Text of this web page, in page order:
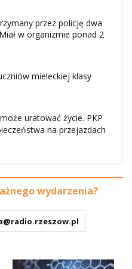
przez policję dwa
w organizmie ponad 2
mieleckiej klasy
uratować życie. PKP
na przejazdach
wydarzenia?